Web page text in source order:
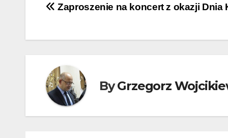
Nawigacja
Zaproszenie na koncert z okazji Dnia
ByGrzegorz